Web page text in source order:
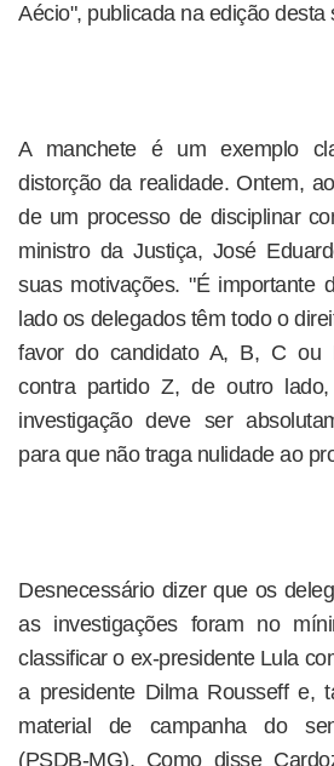
Aécio", publicada na edição desta
A manchete é um exemplo
distorção da realidade. Ontem,
de um processo de disciplinar
ministro da Justiça, José
suas motivações. "É importante
lado os delegados têm todo o
favor do candidato A, B, C ou
contra partido Z, de outro
investigação deve ser
para que não traga nulidade ao
Desnecessário dizer que os
as investigações foram no
classificar o ex-presidente Lula
a presidente Dilma Rousseff e,
material de campanha do
(PSDB-MG). Como disse